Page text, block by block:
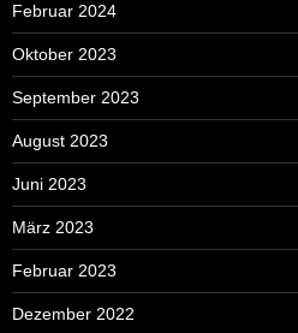
Februar 2024
Oktober 2023
September 2023
August 2023
Juni 2023
März 2023
Februar 2023
Dezember 2022